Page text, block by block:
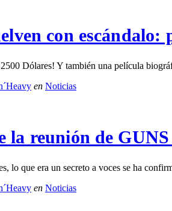
con escándalo:
Dólares! Y también una película
en Noticias
la reunión de
lo que era un secreto a voces se ha
en Noticias